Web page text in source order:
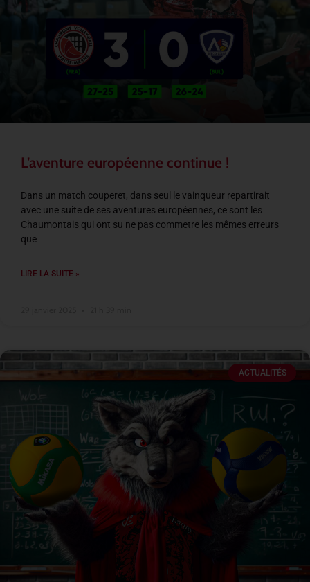
L’aventure européenne continue !
Dans un match couperet, dans seul le vainqueur repartirait
avec une suite de ses aventures européennes, ce sont les
Chaumontais qui ont su ne pas commetre les mêmes erreurs
que
LIRE LA SUITE »
ACTUALITÉS